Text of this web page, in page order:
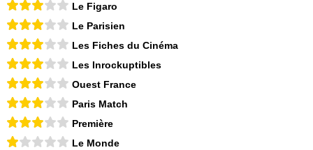
Le Figaro
Le Parisien
Les Fiches du Cinéma
Les Inrockuptibles
Ouest France
Paris Match
Première
Le Monde